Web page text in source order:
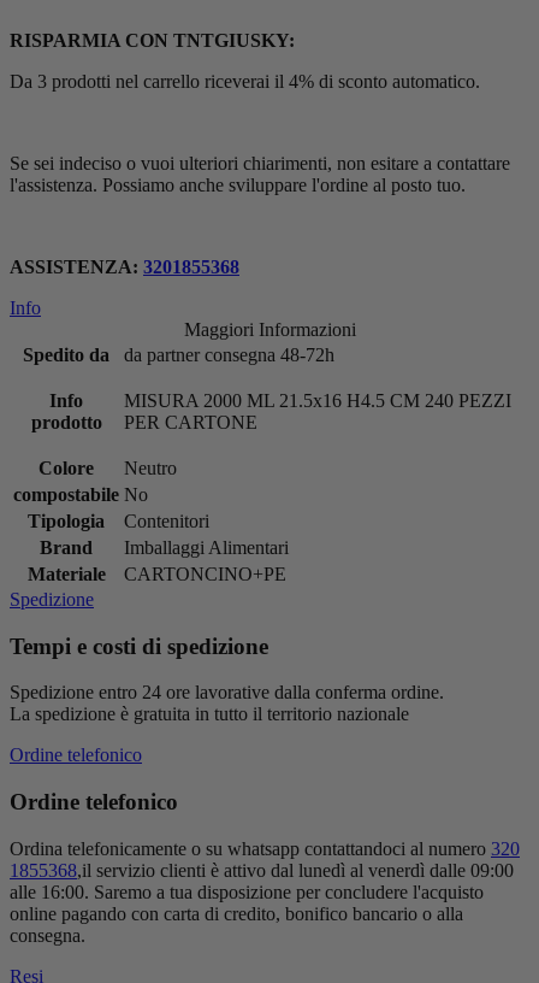
RISPARMIA CON TNTGIUSKY:
Da 3 prodotti nel carrello riceverai il 4% di sconto automatico.
Se sei indeciso o vuoi ulteriori chiarimenti, non esitare a contattare
l'assistenza. Possiamo anche sviluppare l'ordine al posto tuo.
ASSISTENZA: 3201855368
Info
Maggiori Informazioni
Spedito da
da partner consegna 48-72h
Info
prodotto
MISURA 2000 ML 21.5x16 H4.5 CM 240 PEZZI
PER CARTONE
Colore
Neutro
compostabile No
Tipologia
Contenitori
Brand
Imballaggi Alimentari
Materiale
CARTONCINO+PE
Spedizione
Tempi e costi di spedizione
Spedizione entro 24 ore lavorative dalla conferma ordine.
La spedizione è gratuita in tutto il territorio nazionale
Ordine telefonico
Ordine telefonico
Ordina telefonicamente o su whatsapp contattandoci al numero 320
1855368,il servizio clienti è attivo dal lunedì al venerdì dalle 09:00
alle 16:00. Saremo a tua disposizione per concludere l'acquisto
online pagando con carta di credito, bonifico bancario o alla
consegna.
Resi